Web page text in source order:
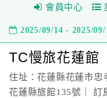
會員中心
2025/09/14 - 2025/09/
TC慢旅花蓮館
住址：花蓮縣花蓮市忠
花蓮縣旅館135號｜ 訂